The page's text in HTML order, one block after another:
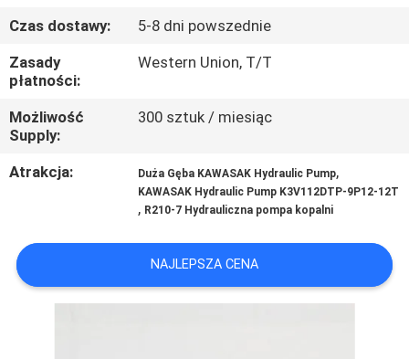
KONTROLA
JAKOŚCI
SKONTAKTUJ
SIĘ
Z
AKTUALNOŚCI
Czas dostawy:
5-8 dni powszednie
Zasady
płatności:
Western Union, T/T
Możliwość
Supply:
300 sztuk / miesiąc
Atrakcja: Duża Gęba KAWASAK Hydraulic Pump,
KAWASAK Hydraulic Pump K3V112DTP-9P12-12T
, R210-7 Hydrauliczna pompa kopalni
NAJLEPSZA CENA